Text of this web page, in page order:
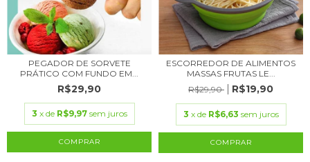
PEGADOR DE SORVETE
PRÁTICO COM FUNDO EM...
R$29,90
3 x de R$9,97 sem juros
ESCORREDOR DE ALIMENTOS
MASSAS FRUTAS LE...
R$29,90
R$19,90
3 x de R$6,63 sem juros
COMPRAR